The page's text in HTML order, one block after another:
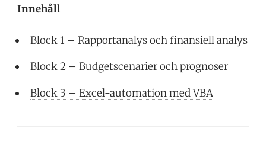
Innehåll
Block 1 – Rapportanalys och finansiell analys
Block 2 – Budgetscenarier och prognoser
Block 3 – Excel-automation med VBA